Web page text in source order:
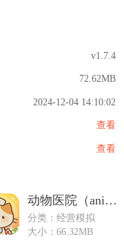
v1.7.4
72.62MB
2024-12-04 14:10:02
查看
查看
动物医院（animal hospital）
分类：经营模拟
大小：66.32MB